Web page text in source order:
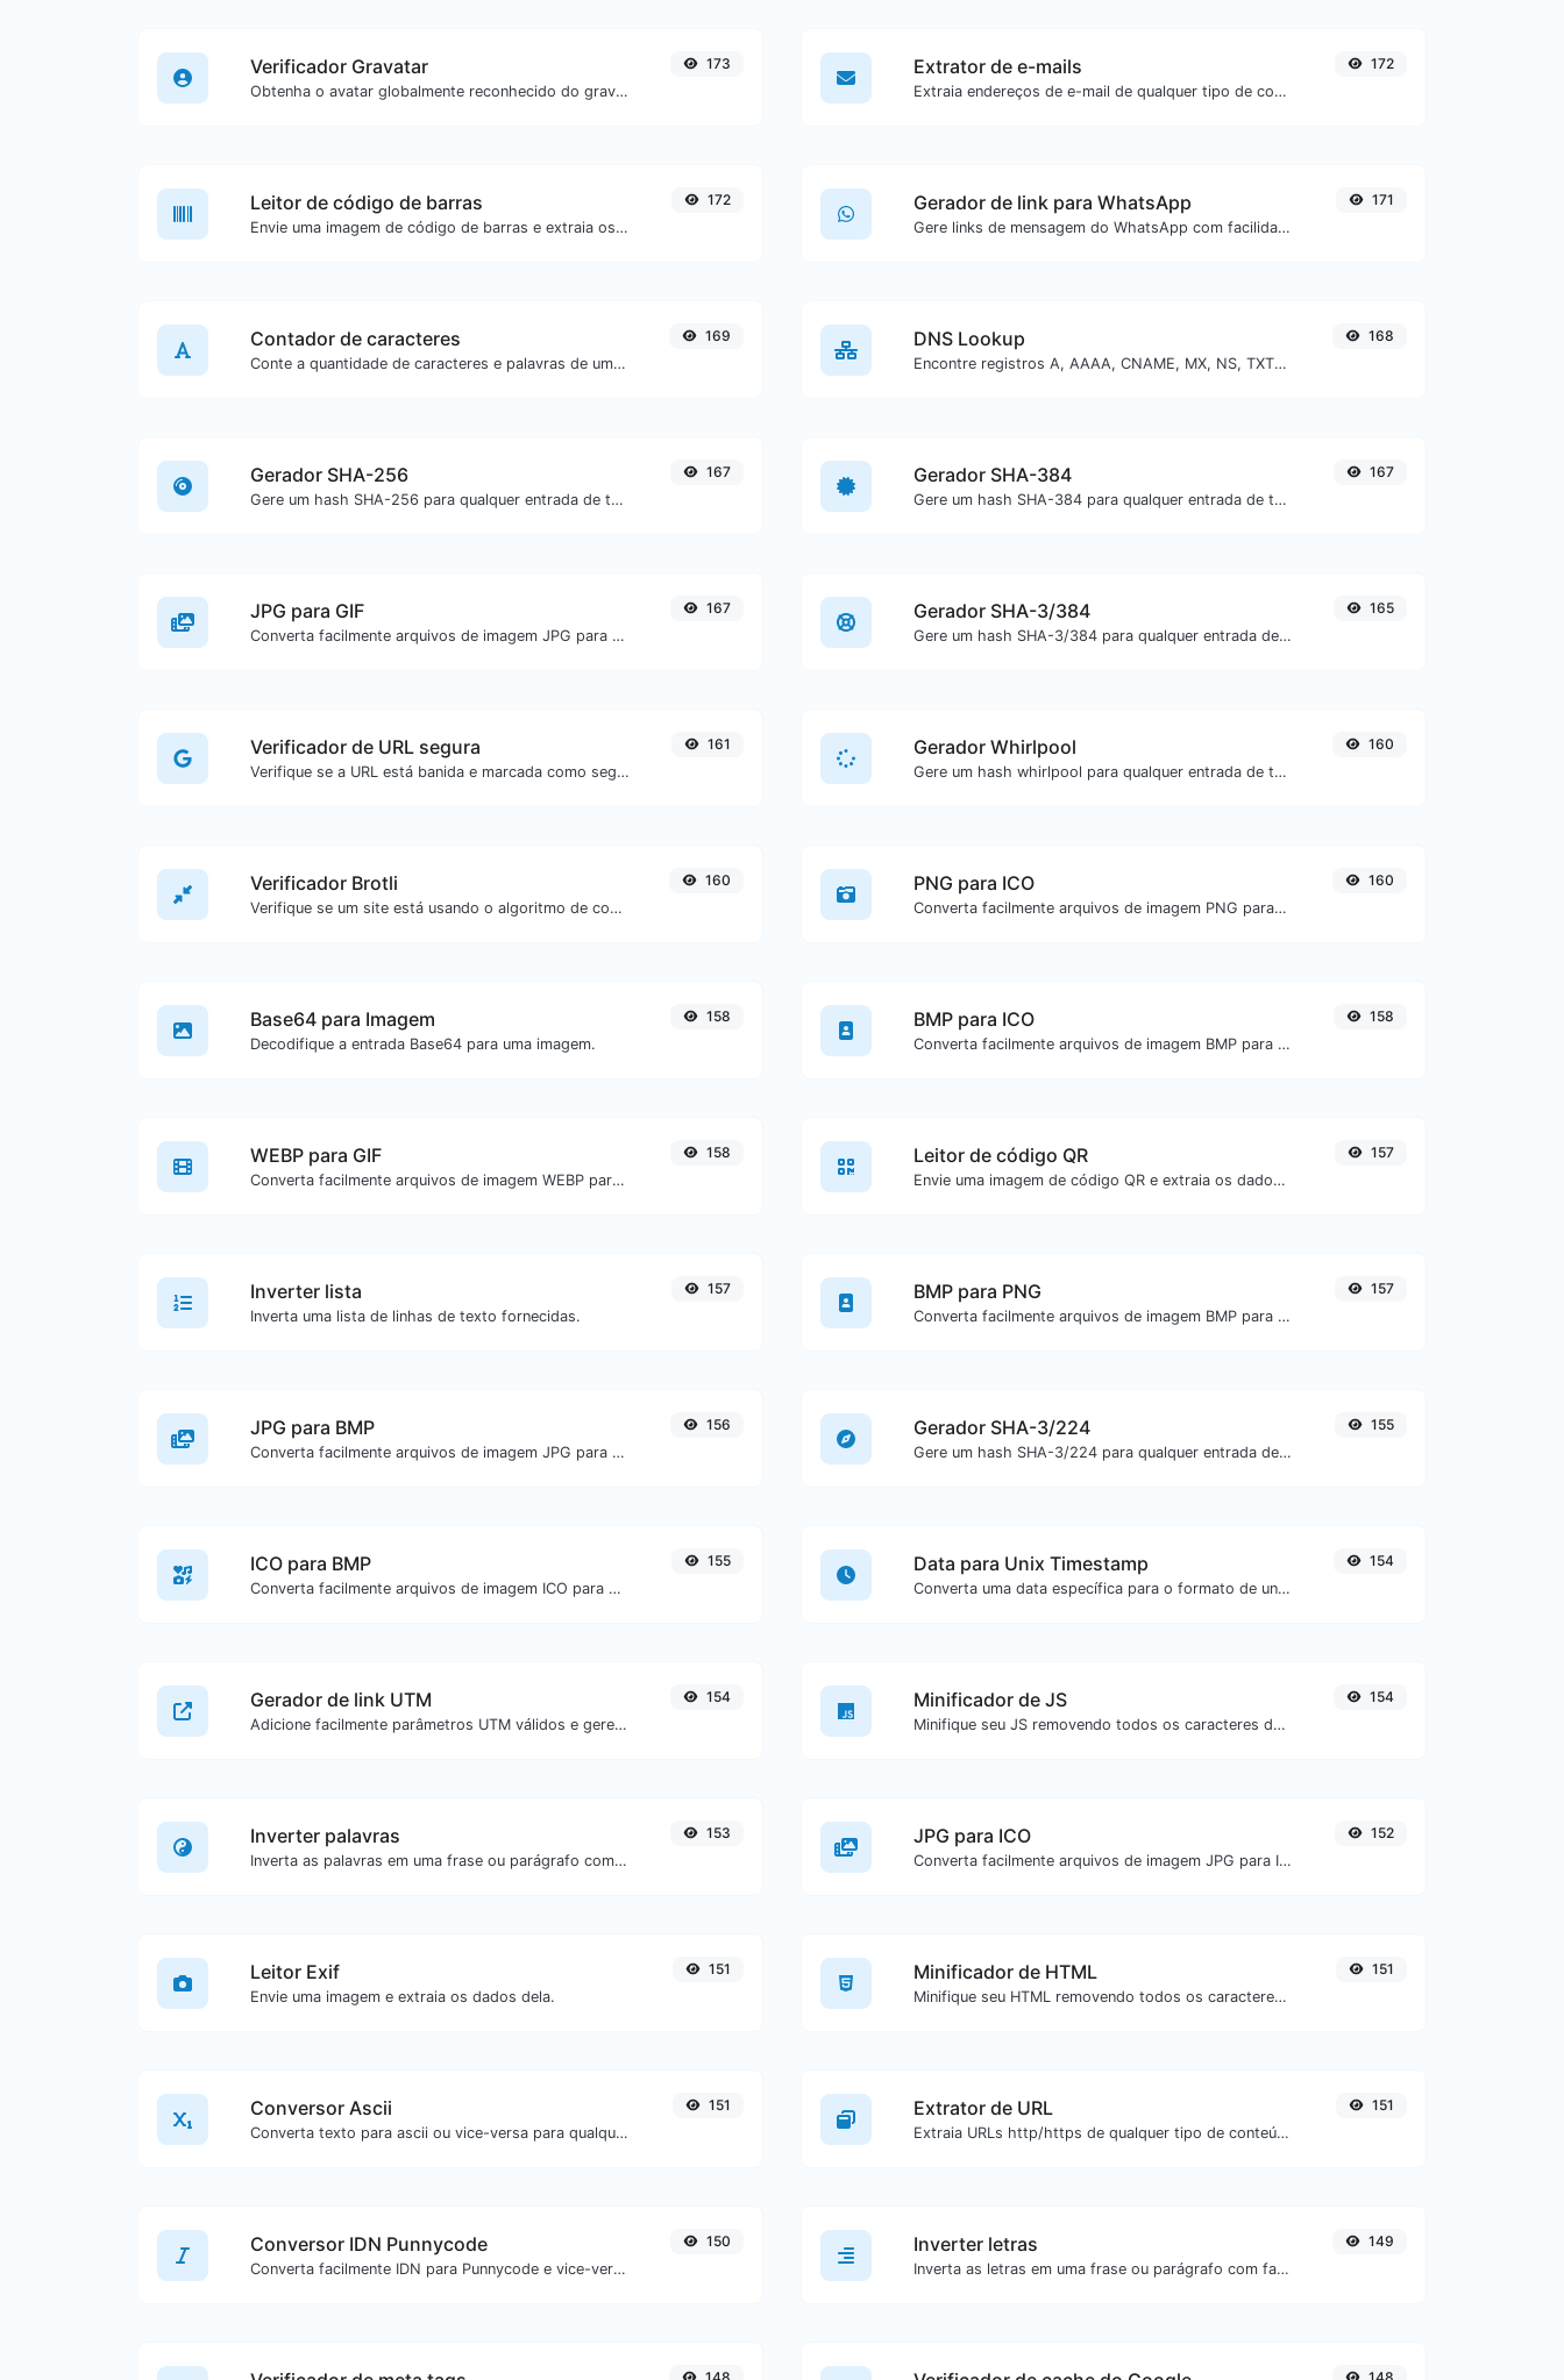
Verificador Gravatar
Obtenha o avatar globalmente reconhecido do gravatar.com para qualquer e-mail.
173 Extrator de e-mails
Extraia endereços de e-mail de qualquer tipo de conteúdo textual.
172
Leitor de código de barras
Envie uma imagem de código de barras e extraia os dados contidos nela.
172 Gerador de link para WhatsApp
Gere links de mensagem do WhatsApp com facilidade.
171
Contador de caracteres
Conte a quantidade de caracteres e palavras de um texto específico.
169 DNS Lookup
Encontre registros A, AAAA, CNAME, MX, NS, TXT, SOA de um host.
168
Gerador SHA-256
Gere um hash SHA-256 para qualquer entrada de texto.
167 Gerador SHA-384
Gere um hash SHA-384 para qualquer entrada de texto.
167
JPG para GIF
Converta facilmente arquivos de imagem JPG para GIF.
167 Gerador SHA-3/384
Gere um hash SHA-3/384 para qualquer entrada de texto.
165
Verificador de URL segura
Verifique se a URL está banida e marcada como segura/insegura pelo Google.
161 Gerador Whirlpool
Gere um hash whirlpool para qualquer entrada de texto.
160
Verificador Brotli
Verifique se um site está usando o algoritmo de compactação Brotli ou não.
160 PNG para ICO
Converta facilmente arquivos de imagem PNG para ICO.
160
Base64 para Imagem
Decodifique a entrada Base64 para uma imagem.
158 BMP para ICO
Converta facilmente arquivos de imagem BMP para ICO.
158
WEBP para GIF
Converta facilmente arquivos de imagem WEBP para GIF.
158 Leitor de código QR
Envie uma imagem de código QR e extraia os dados contidos nela.
157
Inverter lista
Inverta uma lista de linhas de texto fornecidas.
157 BMP para PNG
Converta facilmente arquivos de imagem BMP para PNG.
157
JPG para BMP
Converta facilmente arquivos de imagem JPG para BMP.
156 Gerador SHA-3/224
Gere um hash SHA-3/224 para qualquer entrada de texto.
155
ICO para BMP
Converta facilmente arquivos de imagem ICO para BMP.
155 Data para Unix Timestamp
Converta uma data específica para o formato de unix timestamp.
154
Gerador de link UTM
Adicione facilmente parâmetros UTM válidos e gere um link rastreável UTM.
154 Minificador de JS
Minifique seu JS removendo todos os caracteres desnecessários.
154
Inverter palavras
Inverta as palavras em uma frase ou parágrafo com facilidade.
153 JPG para ICO
Converta facilmente arquivos de imagem JPG para ICO.
152
Leitor Exif
Envie uma imagem e extraia os dados dela.
151 Minificador de HTML
Minifique seu HTML removendo todos os caracteres desnecessários.
151
Conversor Ascii
Converta texto para ascii ou vice-versa para qualquer entrada de texto.
151 Extrator de URL
Extraia URLs http/https de qualquer tipo de conteúdo textual.
151
Conversor IDN Punnycode
Converta facilmente IDN para Punnycode e vice-versa.
150 Inverter letras
Inverta as letras em uma frase ou parágrafo com facilidade.
149